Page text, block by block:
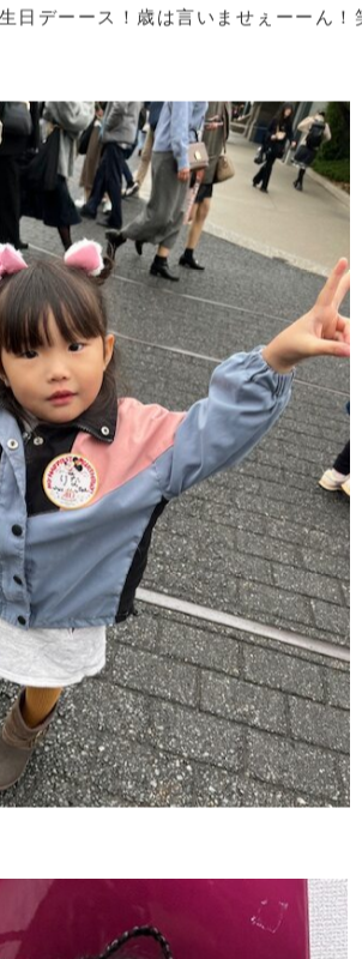
とかほんと寒くて冬を感じますね（*´
けじゃなくて
なんです～♪
日デーース！歳は言いませぇーーん！